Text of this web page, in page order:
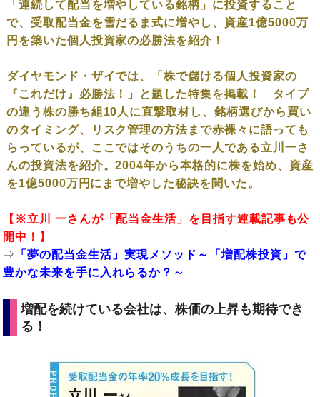
「連続して配当を増やしている銘柄」に投資すること
で、受取配当金を雪だるま式に増やし、資産1億5000万
円を築いた個人投資家の必勝法を紹介！
ダイヤモンド・ザイでは、「株で儲ける個人投資家の
『これだけ』必勝法！」と題した特集を掲載！ タイプ
の違う株の勝ち組10人に直撃取材し、銘柄選びから買い
のタイミング、リスク管理の方法まで赤裸々に語っても
らっているが、ここではそのうちの一人である立川一さ
んの投資法を紹介。2004年から本格的に株を始め、資産
を1億5000万円にまで増やした秘訣を聞いた。
【※立川 一さんが「配当金生活」を目指す連載記事も公
開中！】
⇒
「夢の配当金生活」実現メソッド～「増配株投資」で
豊かな未来を手に入れらるか？～
増配を続けている会社は、株価の上昇も期待でき
る！